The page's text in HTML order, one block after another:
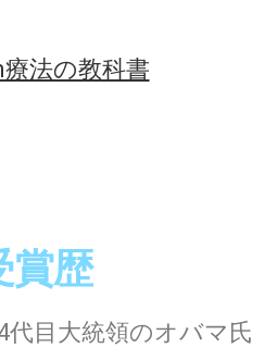
法の教科書
賞歴
目大統領のオバマ氏